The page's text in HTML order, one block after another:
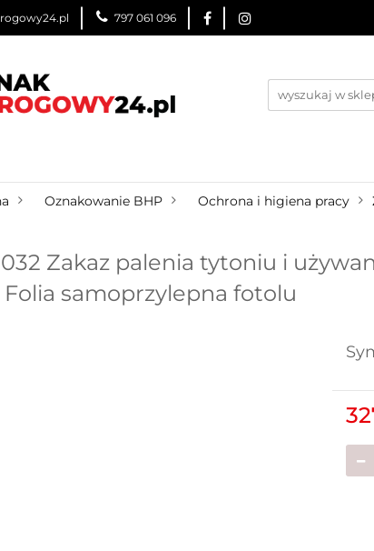
797 061 096
ZNAKI DROGOWE URZĄDZENIA BRD
Oznakowanie BHP Ochrona i higiena pracy
Zakaz palenia tytoniu i
Folia samoprzylepna fotolu